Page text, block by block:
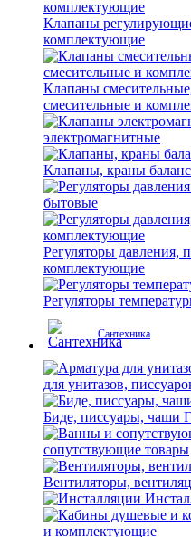
Клапаны
комплектующие
Клапаны
смесительные и
электромагнитные
Клапаны, краны
бытовые
Регуляторы давления,
комплектующие
Регуляторы
Сантехника
для унитазов,
Биде, писсуары, чаши
сопутствующие товары
Вентиляторы,
и комплектующие